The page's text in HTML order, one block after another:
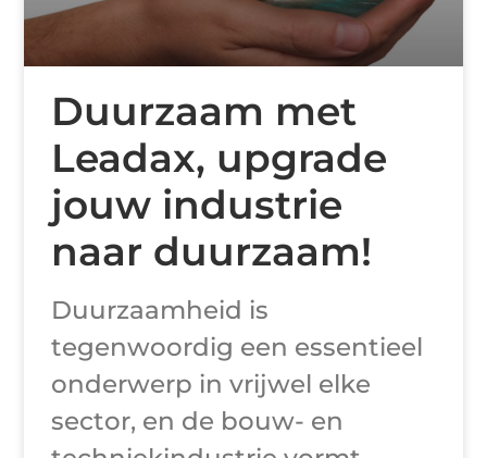
Duurzaam met
Leadax, upgrade
jouw industrie
naar duurzaam!
Duurzaamheid is
tegenwoordig een essentieel
onderwerp in vrijwel elke
sector, en de bouw- en